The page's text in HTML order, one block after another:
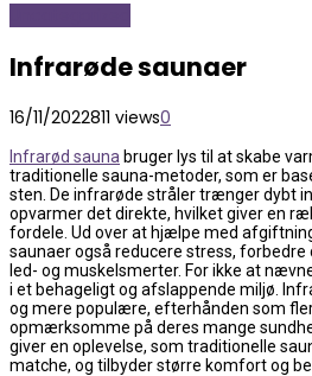
Infrarøde saunaer
16/11/2022811 views0
Infrarød sauna bruger lys til at skabe
traditionelle sauna-metoder, som er
sten. De infrarøde stråler trænger dybt
opvarmer det direkte, hvilket giver en
fordele. Ud over at hjælpe med
saunaer også reducere stress, forbedre
led- og muskelsmerter. For ikke at
i et behageligt og afslappende miljø.
og mere populære, efterhånden som
opmærksomme på deres mange
giver en oplevelse, som traditionelle
matche, og tilbyder større komfort og